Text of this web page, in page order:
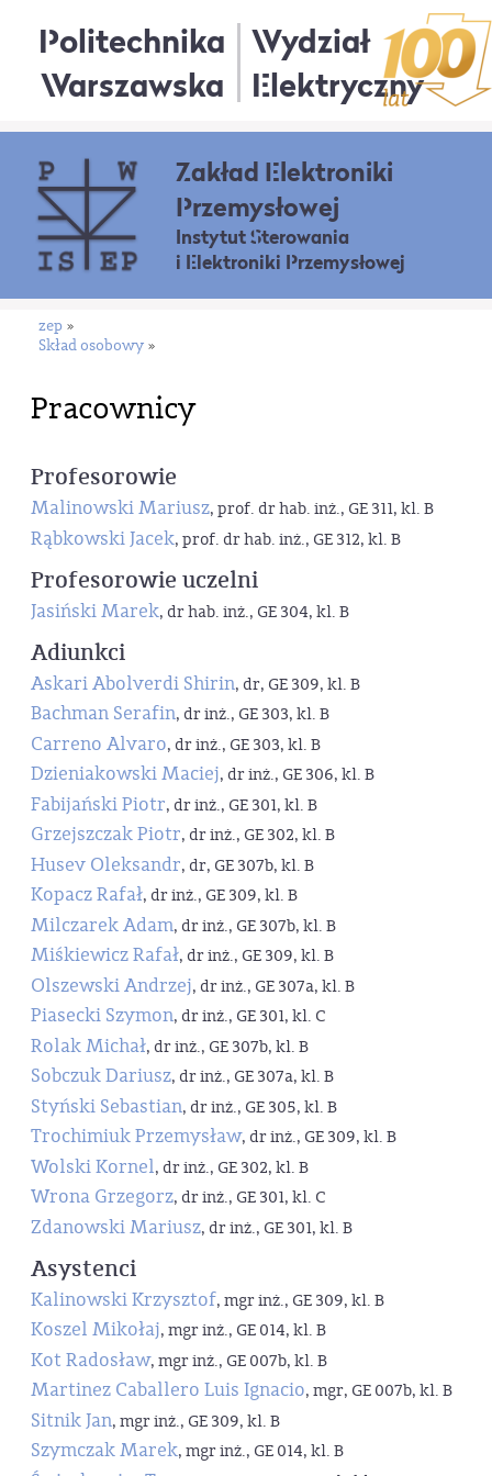
Politechnika
Warszawska
Wydział
Elektryczny
Zakład Elektroniki
Przemysłowej
Instytut Sterowania
i Elektroniki Przemysłowej
zep »
Skład osobowy »
Pracownicy
Profesorowie
Malinowski Mariusz, prof. dr hab. inż., GE 311, kl. B
Rąbkowski Jacek, prof. dr hab. inż., GE 312, kl. B
Profesorowie uczelni
Jasiński Marek, dr hab. inż., GE 304, kl. B
Adiunkci
Askari Abolverdi Shirin, dr, GE 309, kl. B
Bachman Serafin, dr inż., GE 303, kl. B
Carreno Alvaro, dr inż., GE 303, kl. B
Dzieniakowski Maciej, dr inż., GE 306, kl. B
Fabijański Piotr, dr inż., GE 301, kl. B
Grzejszczak Piotr, dr inż., GE 302, kl. B
Husev Oleksandr, dr, GE 307b, kl. B
Kopacz Rafał, dr inż., GE 309, kl. B
Milczarek Adam, dr inż., GE 307b, kl. B
Miśkiewicz Rafał, dr inż., GE 309, kl. B
Olszewski Andrzej, dr inż., GE 307a, kl. B
Piasecki Szymon, dr inż., GE 301, kl. C
Rolak Michał, dr inż., GE 307b, kl. B
Sobczuk Dariusz, dr inż., GE 307a, kl. B
Styński Sebastian, dr inż., GE 305, kl. B
Trochimiuk Przemysław, dr inż., GE 309, kl. B
Wolski Kornel, dr inż., GE 302, kl. B
Wrona Grzegorz, dr inż., GE 301, kl. C
Zdanowski Mariusz, dr inż., GE 301, kl. B
Asystenci
Kalinowski Krzysztof, mgr inż., GE 309, kl. B
Koszel Mikołaj, mgr inż., GE 014, kl. B
Kot Radosław, mgr inż., GE 007b, kl. B
Martinez Caballero Luis Ignacio, mgr, GE 007b, kl. B
Sitnik Jan, mgr inż., GE 309, kl. B
Szymczak Marek, mgr inż., GE 014, kl. B